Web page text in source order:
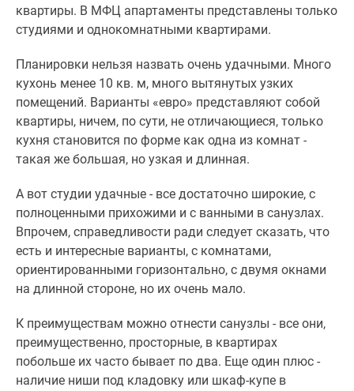
квартиры. В МФЦ апартаменты представлены только
студиями и однокомнатными квартирами.
Планировки нельзя назвать очень удачными. Много
кухонь менее 10 кв. м, много вытянутых узких
помещений. Варианты «евро» представляют собой
квартиры, ничем, по сути, не отличающиеся, только
кухня становится по форме как одна из комнат -
такая же большая, но узкая и длинная.
А вот студии удачные - все достаточно широкие, с
полноценными прихожими и с ванными в санузлах.
Впрочем, справедливости ради следует сказать, что
есть и интересные варианты, с комнатами,
ориентированными горизонтально, с двумя окнами
на длинной стороне, но их очень мало.
К преимуществам можно отнести санузлы - все они,
преимущественно, просторные, в квартирах
побольше их часто бывает по два. Еще один плюс -
наличие ниши под кладовку или шкаф-купе в